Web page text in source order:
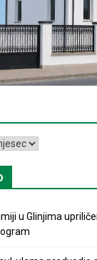
u Glinjima